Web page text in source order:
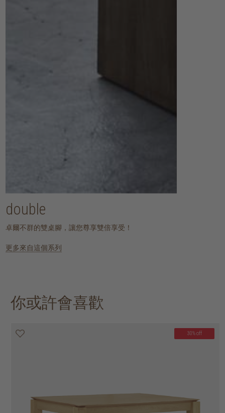
double
卓爾不群的雙桌腳，讓您尊享雙倍享受！
更多來自這個系列
你或許會喜歡
30% off